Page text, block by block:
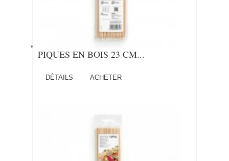
PIQUES EN BOIS 23 CM...
DÉTAILS ACHETER